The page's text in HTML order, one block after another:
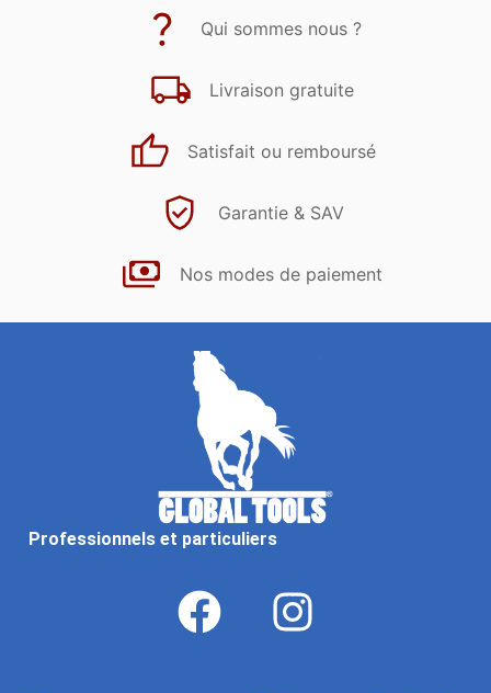
Qui sommes nous ?
Livraison gratuite
Satisfait ou remboursé
Garantie & SAV
Nos modes de paiement
Professionnels et particuliers